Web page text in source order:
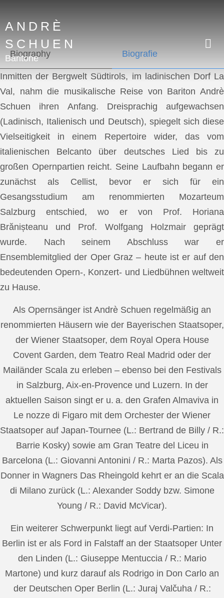
ANDRÈ
SCHUEN
Baritone
Biography Biografie
Inmitten der Bergwelt Südtirols, im ladinischen Dorf La
Val, nahm die musikalische Reise von Bariton Andrè
Schuen ihren Anfang. Dreisprachig aufgewachsen
(Ladinisch, Italienisch und Deutsch), spiegelt sich diese
Vielseitigkeit in einem Repertoire wider, das vom
italienischen Belcanto über deutsches Lied bis zu
großen Opernpartien reicht. Seine Laufbahn begann er
zunächst als Cellist, bevor er sich für ein
Gesangsstudium am renommierten Mozarteum
Salzburg entschied, wo er von Prof. Horiana
Brănișteanu und Prof. Wolfgang Holzmair geprägt
wurde. Nach seinem Abschluss war er
Ensemblemitglied der Oper Graz – heute ist er auf den
bedeutenden Opern-, Konzert- und Liedbühnen weltweit
zu Hause.
Als Opernsänger ist Andrè Schuen regelmäßig an
renommierten Häusern wie der Bayerischen Staatsoper,
der Wiener Staatsoper, dem Royal Opera House
Covent Garden, dem Teatro Real Madrid oder der
Mailänder Scala zu erleben – ebenso bei den Festivals
in Salzburg, Aix-en-Provence und Luzern. In der
aktuellen Saison singt er u. a. den Grafen Almaviva in
Le nozze di Figaro mit dem Orchester der Wiener
Staatsoper auf Japan-Tournee (L.: Bertrand de Billy / R.:
Barrie Kosky) sowie am Gran Teatre del Liceu in
Barcelona (L.: Giovanni Antonini / R.: Marta Pazos). Als
Donner in Wagners Das Rheingold kehrt er an die Scala
di Milano zurück (L.: Alexander Soddy bzw. Simone
Young / R.: David McVicar).
Ein weiterer Schwerpunkt liegt auf Verdi-Partien: In
Berlin ist er als Ford in Falstaff an der Staatsoper Unter
den Linden (L.: Giuseppe Mentuccia / R.: Mario
Martone) und kurz darauf als Rodrigo in Don Carlo an
der Deutschen Oper Berlin (L.: Juraj Valčuha / R.: